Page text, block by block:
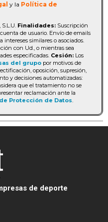
y la Política de
Finalidades: Suscripción
de usuario. Envío de emails
intereses similares o asociados.
con Ud., o mientras sea
especificadas. Cesión: Los
del grupo por motivos de
oposición, supresión,
y decisiones automatizadas:
que el tratamiento no se
reclamación ante la
Protección de Datos.
de deporte